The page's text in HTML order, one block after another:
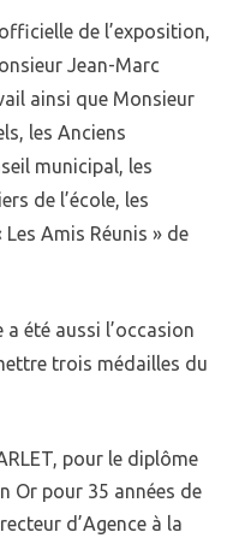
de l’exposition,
Jean-Marc
ainsi que Monsieur
les Anciens
municipal, les
de l’école, les
Amis Réunis » de
été aussi l’occasion
trois médailles du
pour le diplôme
Or pour 35 années de
d’Agence à la